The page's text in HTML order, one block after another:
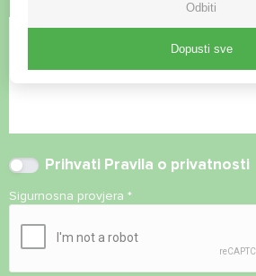
Prihvati Pravila o privatnosti
Sigurnosna provjera *
Odbiti
Dopusti sve